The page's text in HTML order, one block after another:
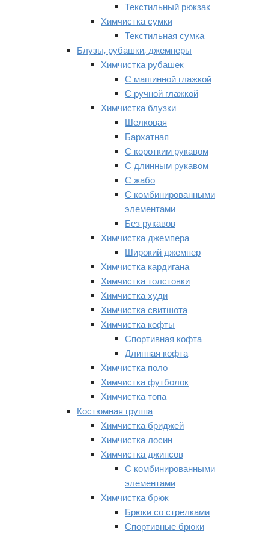
Текстильный рюкзак
Химчистка сумки
Текстильная сумка
Блузы, рубашки, джемперы
Химчистка рубашек
С машинной глажкой
С ручной глажкой
Химчистка блузки
Шелковая
Бархатная
С коротким рукавом
С длинным рукавом
С жабо
С комбинированными
элементами
Без рукавов
Химчистка джемпера
Широкий джемпер
Химчистка кардигана
Химчистка толстовки
Химчистка худи
Химчистка свитшота
Химчистка кофты
Спортивная кофта
Длинная кофта
Химчистка поло
Химчистка футболок
Химчистка топа
Костюмная группа
Химчистка бриджей
Химчистка лосин
Химчистка джинсов
С комбинированными
элементами
Химчистка брюк
Брюки со стрелками
Спортивные брюки